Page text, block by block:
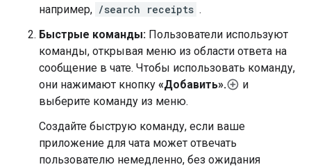
например, /search receipts .
Быстрые команды: Пользователи используют
команды, открывая меню из области ответа на
сообщение в чате. Чтобы использовать команду,
они нажимают кнопку «Добавить».
и
выберите команду из меню.
Создайте быструю команду, если ваше
приложение для чата может отвечать
пользователю немедленно, без ожидания